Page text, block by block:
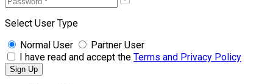
Select User Type
Normal User
Partner User
I have read and accept the Terms and Privacy Policy